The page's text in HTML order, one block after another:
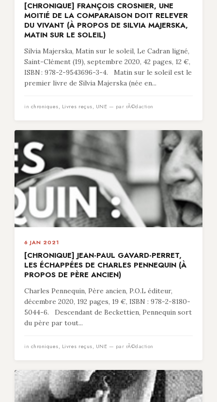
[CHRONIQUE] FRANÇOIS CROSNIER, UNE
MOITIÉ DE LA COMPARAISON DOIT RELEVER
DU VIVANT (À PROPOS DE SILVIA MAJERSKA,
MATIN SUR LE SOLEIL)
Silvia Majerska, Matin sur le soleil, Le Cadran ligné,
Saint-Clément (19), septembre 2020, 42 pages, 12 €,
ISBN : 978-2-9543696-3-4. Matin sur le soleil est le
premier livre de Silvia Majerska (née en...
in chroniques, Livres reçus, UNE — par rÃ©daction
6 JAN 2021
[CHRONIQUE] JEAN-PAUL GAVARD-PERRET,
LES ÉCHAPPÉES DE CHARLES PENNEQUIN (À
PROPOS DE PÈRE ANCIEN)
Charles Pennequin, Père ancien, P.O.L éditeur,
décembre 2020, 192 pages, 19 €, ISBN : 978-2-8180-
5044-6. Descendant de Beckettien, Pennequin sort
du père par tout...
in chroniques, Livres reçus, UNE — par rÃ©daction